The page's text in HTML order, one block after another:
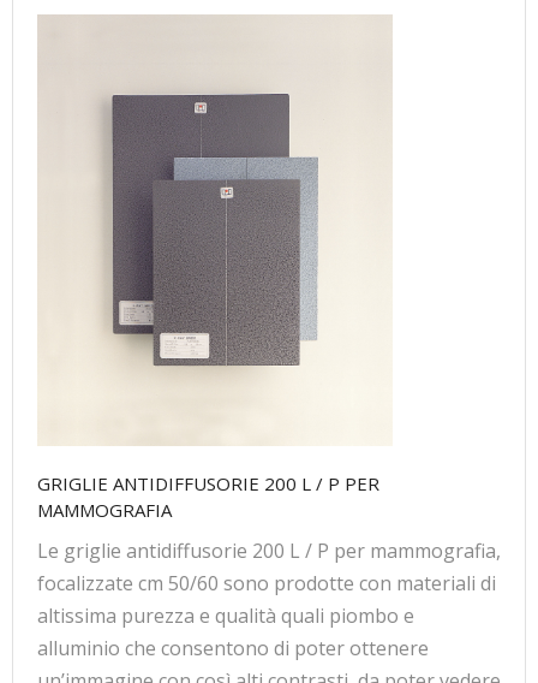
GRIGLIE ANTIDIFFUSORIE 200 L / P PER
MAMMOGRAFIA
Le griglie antidiffusorie 200 L / P per mammografia,
focalizzate cm 50/60 sono prodotte con materiali di
altissima purezza e qualità quali piombo e
alluminio che consentono di poter ottenere